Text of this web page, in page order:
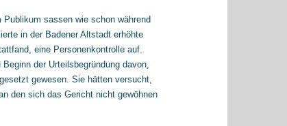
sassen wie schon während
in der Badener Altstadt erhöhte
eine Personenkontrolle auf.
der Urteilsbegründung davon,
gewesen. Sie hätten versucht,
den sich das Gericht nicht gewöhnen